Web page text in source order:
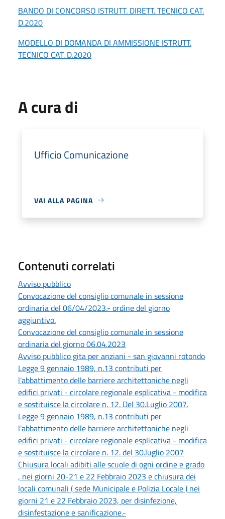
BANDO DI CONCORSO ISTRUTT. DIRETT. TECNICO CAT.
D.2020
MODELLO DI DOMANDA DI AMMISSIONE ISTRUTT.
TECNICO CAT. D.2020
A cura di
Ufficio Comunicazione
VAI ALLA PAGINA
Contenuti correlati
Avviso pubblico
Convocazione del consiglio comunale in sessione
ordinaria del 06/04/2023.- ordine del giorno
aggiuntivo.
Convocazione del consiglio comunale in sessione
ordinaria del giorno 06.04.2023
Avviso pubblico gita per anziani - san giovanni rotondo
Legge 9 gennaio 1989, n.13 contributi per
l'abbattimento delle barriere architettoniche negli
edifici privati - circolare regionale esplicativa - modifica
e sostituisce la circolare n. 12. Del 30.Luglio 2007.
Legge 9 gennaio 1989, n.13 contributi per
l'abbattimento delle barriere architettoniche negli
edifici privati - circolare regionale esplicativa - modifica
e sostituisce la circolare n. 12. del 30.luglio 2007
Chiusura locali adibiti alle scuole di ogni ordine e grado
, nei giorni 20-21 e 22 Febbraio 2023 e chiusura dei
locali comunali ( sede Municipale e Polizia Locale ) nei
giorni 21 e 22 Febbraio 2023, per disinfezione,
disinfestazione e sanificazione.-